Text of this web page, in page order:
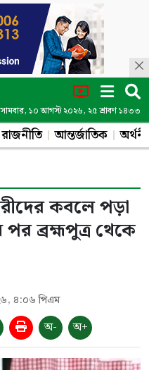
১০ আগস্ট ২০২৬, ২৫ শ্রাবণ ১৪৩৩
রাজনীতি আন্তর্জাতিক
কবলে পড়া
পর ব্রহ্মপুত্র থেকে
৪:০৬ পিএম
অ- অ+